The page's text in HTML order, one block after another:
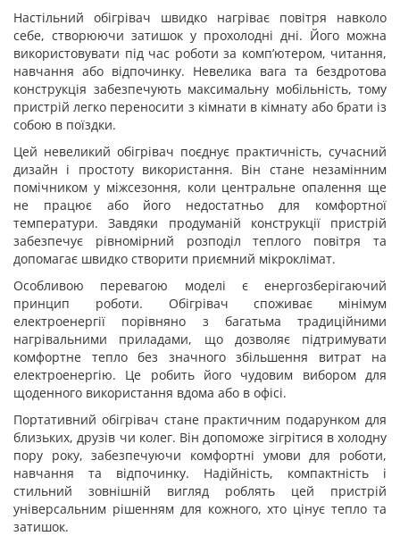
Настільний обігрівач швидко нагріває повітря навколо
себе, створюючи затишок у прохолодні дні. Його можна
використовувати під час роботи за комп’ютером, читання,
навчання або відпочинку. Невелика вага та бездротова
конструкція забезпечують максимальну мобільність, тому
пристрій легко переносити з кімнати в кімнату або брати із
собою в поїздки.
Цей невеликий обігрівач поєднує практичність, сучасний
дизайн і простоту використання. Він стане незамінним
помічником у міжсезоння, коли центральне опалення ще
не працює або його недостатньо для комфортної
температури. Завдяки продуманій конструкції пристрій
забезпечує рівномірний розподіл теплого повітря та
допомагає швидко створити приємний мікроклімат.
Особливою перевагою моделі є енергозберігаючий
принцип роботи. Обігрівач споживає мінімум
електроенергії порівняно з багатьма традиційними
нагрівальними приладами, що дозволяє підтримувати
комфортне тепло без значного збільшення витрат на
електроенергію. Це робить його чудовим вибором для
щоденного використання вдома або в офісі.
Портативний обігрівач стане практичним подарунком для
близьких, друзів чи колег. Він допоможе зігрітися в холодну
пору року, забезпечуючи комфортні умови для роботи,
навчання та відпочинку. Надійність, компактність і
стильний зовнішній вигляд роблять цей пристрій
універсальним рішенням для кожного, хто цінує тепло та
затишок.